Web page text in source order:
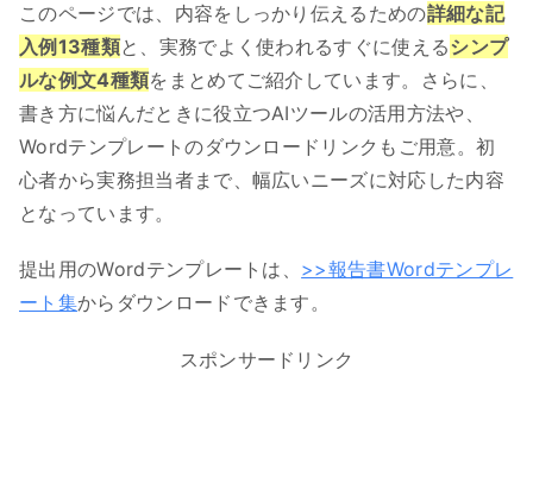
このページでは、内容をしっかり伝えるための詳細な記
入例13種類と、実務でよく使われるすぐに使える シンプ
ルな例文4種類をまとめてご紹介しています。さらに、
書き方に悩んだときに役立つAIツールの活用方法や、
Wordテンプレートのダウンロードリンクもご用意。初
心者から実務担当者まで、幅広いニーズに対応した内容
となっています。
提出用のWordテンプレートは、 >>報告書Wordテンプレ
ート集からダウンロードできます。
スポンサードリンク